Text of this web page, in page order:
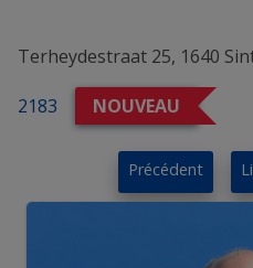
Terheydestraat 25, 1640
2183 NOUVEAU
Précédent